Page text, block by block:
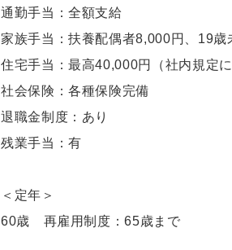
通勤手当：全額支給
家族手当：扶養配偶者8,000円、19歳
住宅手当：最高40,000円（社内規定に
社会保険：各種保険完備
退職金制度：あり
残業手当：有
＜定年＞
60歳 再雇用制度：65歳まで